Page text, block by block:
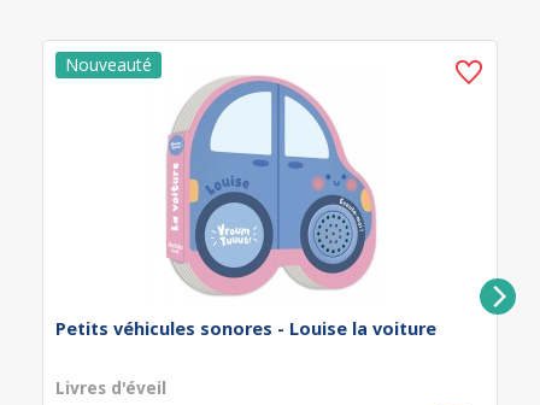
Petits véhicules sonores - Louise la voiture
Livres d'éveil